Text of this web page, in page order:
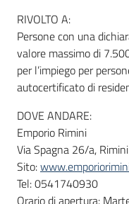
Newsletter
RIVOLTO A:
Persone con una
valore massimo di
per l’impiego per
autocertificato di
DOVE ANDARE:
Emporio Rimini
Via Spagna 26/a, Rimini
Sito:
Tel: 0541740930
Orario di apertura: